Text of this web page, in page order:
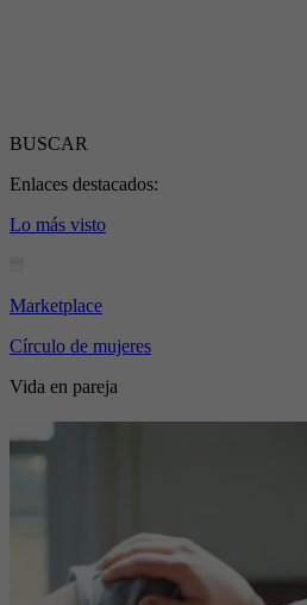
BUSCAR
Enlaces destacados:
Lo más visto
Marketplace
Círculo de mujeres
Vida en pareja